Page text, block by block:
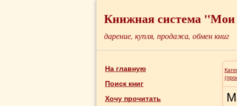
Книжная система
дарение, купля, продажа, обмен книг
На главную
Поиск книг
Хочу прочитать